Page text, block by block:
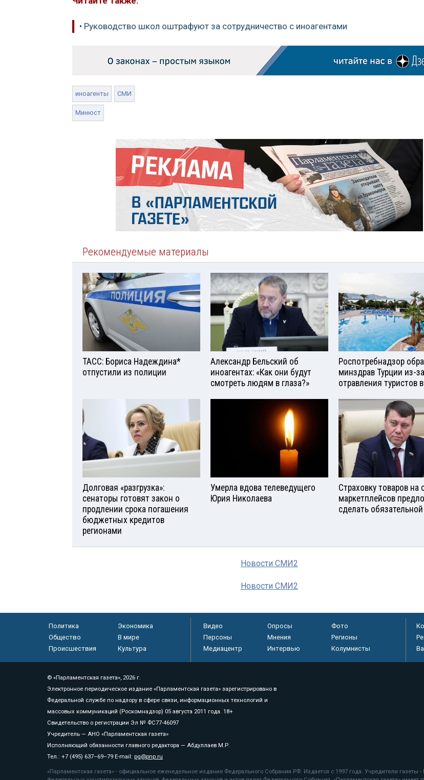
• Руководство школ оштрафуют за сотрудничество с иноагентами
иноагенты СМИ
Минюст
Рекомендуемые материалы
ТАСС: Бориса Надеждина*
отпустили из полиции
Александр Бельский об
иноагентах: «Как они будут
смотреть людям в глаза?»
Роспотребнадзор
минздрав Турции из-за
отравления туристов
Долговая «разгрузка»:
сенаторы готовят закон о
продлении срока погашения
бюджетных кредитов
регионами
Умерла вдова телеведущего
Юрия Николаева
Страховку товаров на
маркетплейсов
сделать обязательной
Новости СМИ2
Новости СМИ2
Политика
Экономика
Общество
В мире
Происшествия
Культура
Видео Опросы
Фото
Персоны
Мнения
Регионы
Медиацентр
Интервью Колумнисты
© «Парламентская газета», 2026 г.
Электронное периодическое издание «Парламентская газета» зарегистрировано в
Федеральной службе по надзору в сфере связи, информационных технологий и
массовых коммуникаций (Роскомнадзор) 05 августа 2011 года. 18+
Свидетельство о регистрации Эл № ФС77-46097
Учредитель — АНО «Парламентская газета»
Исполняющий обязанности главного редактора — Абдуллаев М.Р.
Тел.: +7 (495) 637–69–79 E-mail: pg@pnp.ru
«Парламентская газета» - официальное еженедельное издание Федерального Собрания РФ. Издается с 1997 года. Учредители